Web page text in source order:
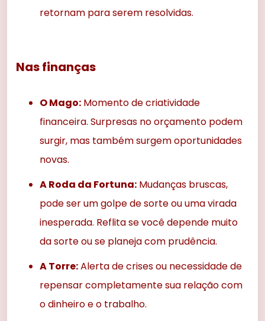
retornam para serem resolvidas.
Nas finanças
O Mago: Momento de criatividade
financeira. Surpresas no orçamento podem
surgir, mas também surgem oportunidades
novas.
A Roda da Fortuna: Mudanças bruscas,
pode ser um golpe de sorte ou uma virada
inesperada. Reflita se você depende muito
da sorte ou se planeja com prudência.
A Torre:Alerta de crises ou necessidade de
repensar completamente sua relação com
o dinheiro e o trabalho.